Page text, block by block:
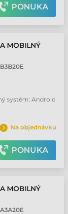
PONUKA
MOBILNÝ
systém: Android
Na objednávku
PONUKA
MOBILNÝ